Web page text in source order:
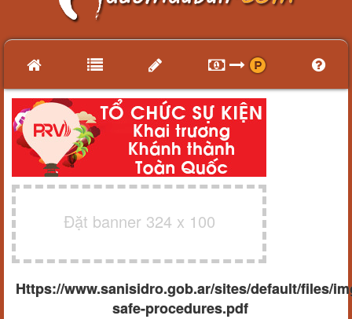
Đặt banner 324 x 100
Https://www.sanisidro.gob.ar/sites/default/files/
safe-procedures.pdf